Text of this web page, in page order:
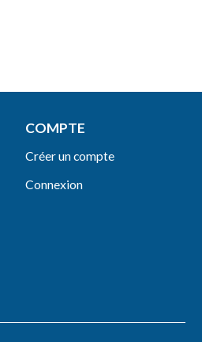
COMPTE
Créer un compte
Connexion